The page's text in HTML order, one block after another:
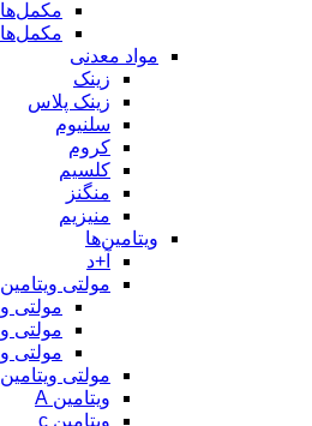
مواد معدنی
زینک
زینک پلاس
سلنیوم
کروم
کلسیم
منگنز
منیزیم
ویتامین‌ها
آ+د
مولتی ویتامین
مولتی
مولتی
مولتی
مولتی
ویتامین A
ویتامین c